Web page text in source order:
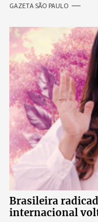
GAZETA SÃO PAULO
Brasileira
internacional